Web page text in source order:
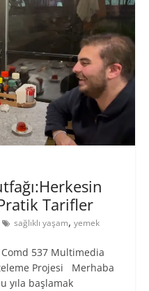
Tarifler
sağlıklı yaşam, yemek
Comd 537 Multimedia
Projesi Merhaba
yıla başlamak